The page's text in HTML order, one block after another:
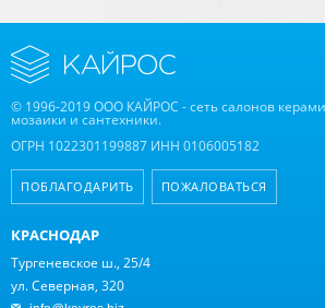
© 1996-2019 ООО КАЙРОС - сеть салонов
мозаики и сантехники.
ОГРН 1022301199887 ИНН 0106005182
ПОБЛАГОДАРИТЬ ПОЖАЛОВАТЬСЯ
КРАСНОДАР
Тургеневское ш., 25/4
ул. Северная, 320